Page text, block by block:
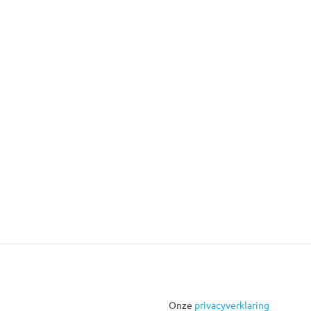
Onze privacyverklaring